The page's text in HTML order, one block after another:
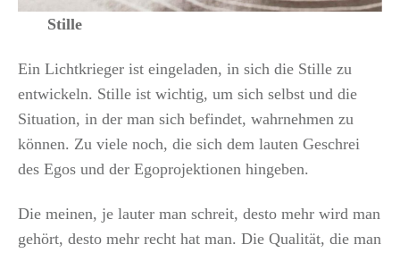
Stille
Ein Lichtkrieger ist eingeladen, in sich die Stille zu
entwickeln. Stille ist wichtig, um sich selbst und die
Situation, in der man sich befindet, wahrnehmen zu
können. Zu viele noch, die sich dem lauten Geschrei
des Egos und der Egoprojektionen hingeben.
Die meinen, je lauter man schreit, desto mehr wird man
gehört, desto mehr recht hat man. Die Qualität, die man